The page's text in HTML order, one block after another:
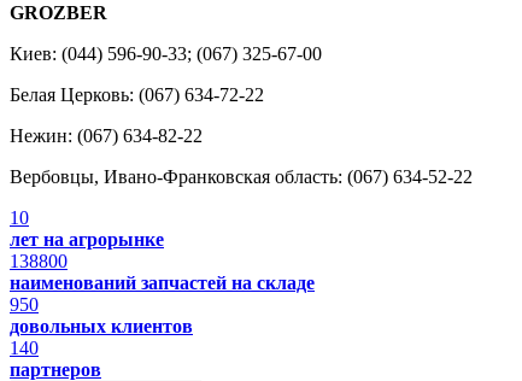
GROZBER
Киев: (044) 596-90-33; (067) 325-67-00
Белая Церковь: (067) 634-72-22
Нежин: (067) 634-82-22
Вербовцы, Ивано-Франковская область: (067) 634-52-22
10
лет на агрорынке
138800
наименований запчастей на складе
950
довольных клиентов
140
партнеров